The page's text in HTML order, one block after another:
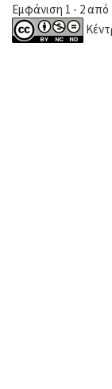
Εμφάνιση 1 - 2 από